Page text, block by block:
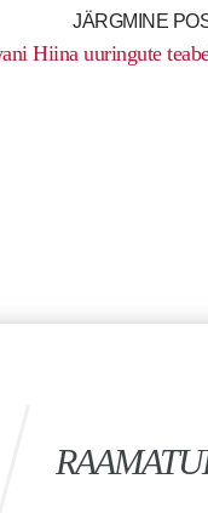
JÄRGMINE
Hiina uuringute